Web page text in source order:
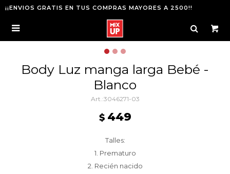
¡¡ENVIOS GRATIS EN TUS COMPRAS MAYORES A 2500!!

Body Luz manga larga Bebé -
Blanco
3046271-03
$ 449
Talles:
1. Prematuro
2. Recién nacido